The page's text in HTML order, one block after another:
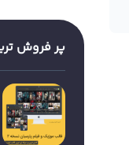
پر فروش